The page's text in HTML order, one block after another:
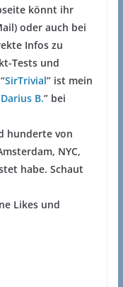
könnt ihr
oder auch bei
Infos zu
Tests und
SirTrivial” ist mein
B.” bei
hunderte von
NYC,
habe. Schaut
Likes und